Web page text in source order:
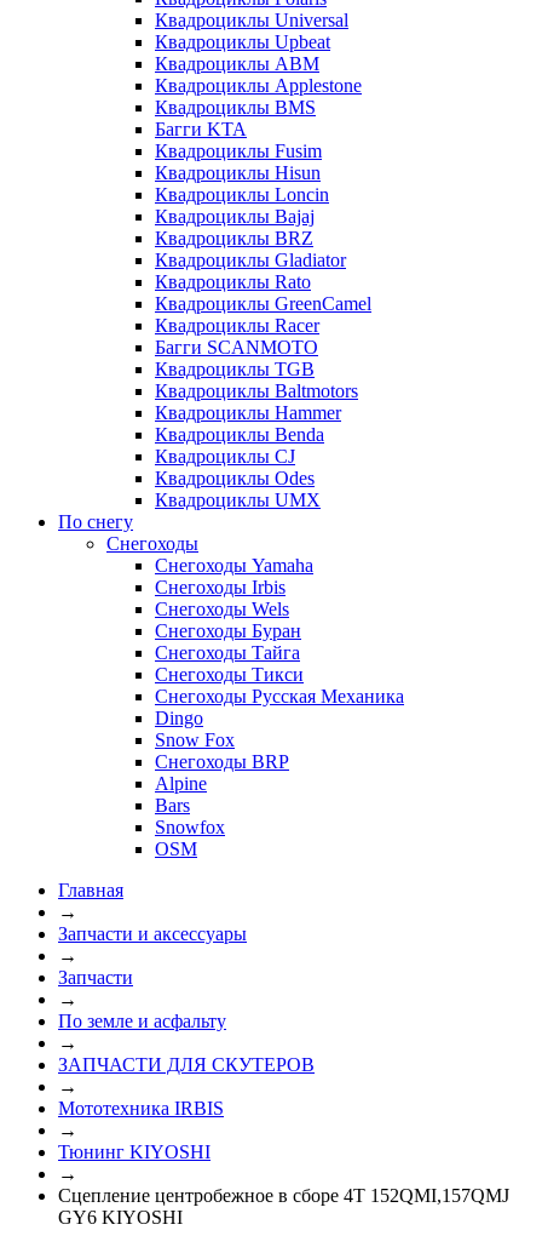
Квадроциклы Universal
Квадроциклы Upbeat
Квадроциклы ABM
Квадроциклы Applestone
Квадроциклы BMS
Багги KTA
Квадроциклы Fusim
Квадроциклы Hisun
Квадроциклы Loncin
Квадроциклы Bajaj
Квадроциклы BRZ
Квадроциклы Gladiator
Квадроциклы Rato
Квадроциклы GreenCamel
Квадроциклы Racer
Багги SCANMOTO
Квадроциклы TGB
Квадроциклы Baltmotors
Квадроциклы Hammer
Квадроциклы Benda
Квадроциклы CJ
Квадроциклы Odes
Квадроциклы UMX
По снегу
Снегоходы
Снегоходы Yamaha
Снегоходы Irbis
Снегоходы Wels
Снегоходы Буран
Снегоходы Тайга
Снегоходы Тикси
Снегоходы Русская Механика
Dingo
Snow Fox
Снегоходы BRP
Alpine
Bars
Snowfox
OSM
Главная
→
Запчасти и аксессуары
→
Запчасти
→
По земле и асфальту
→
ЗАПЧАСТИ ДЛЯ СКУТЕРОВ
→
Мототехника IRBIS
→
Тюнинг KIYOSHI
→
Сцепление центробежное в сборе 4T 152QMI,157QMJ
GY6 KIYOSHI